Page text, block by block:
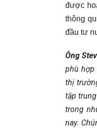
được
thông
đầu tư
Ông
phù hợp
thị
tập
trong
nay.